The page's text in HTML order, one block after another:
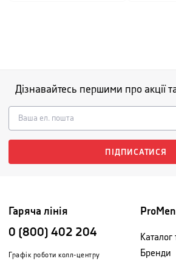
Дізнавайтесь першими про акції
ПІДПИСАТИСЯ
Гаряча лінія
0 (800) 402 204
Графік роботи колл-центру
Каталог
Бренди